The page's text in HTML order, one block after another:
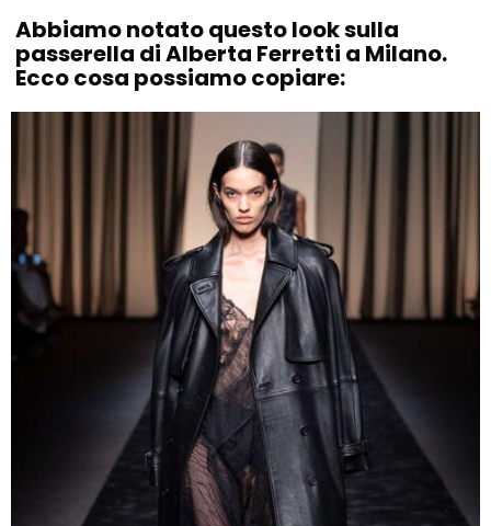
Abbiamo notato questo look sulla
passerella di Alberta Ferretti a Milano.
Ecco cosa possiamo copiare: